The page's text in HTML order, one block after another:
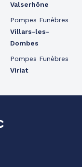
Valserhône
Pompes Funèbres
Villars-les-
Dombes
Pompes Funèbres
Viriat